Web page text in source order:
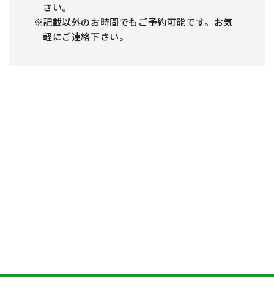
さい。
記載以外のお時間でもご予約可能です。お気
軽にご連絡下さい。